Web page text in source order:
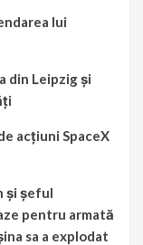
lui
din Leipzig și
acțiuni SpaceX
și șeful
pentru armată
sa a explodat